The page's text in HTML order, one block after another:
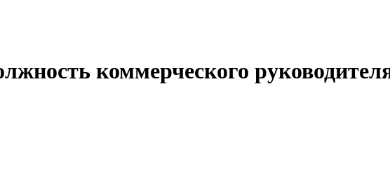
коммерческого